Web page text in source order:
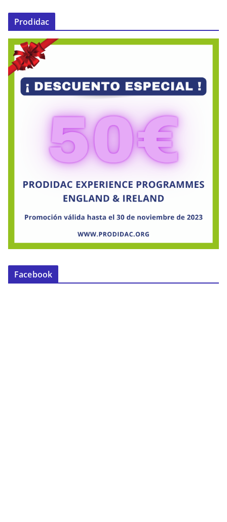
Prodidac
Facebook